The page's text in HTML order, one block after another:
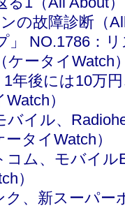
の故障診断（
」 NO.1786：
ケータイWatch
年後には10万
）
バイル、
タイWatch）
コム、モバイ
）
ク、新スーパ